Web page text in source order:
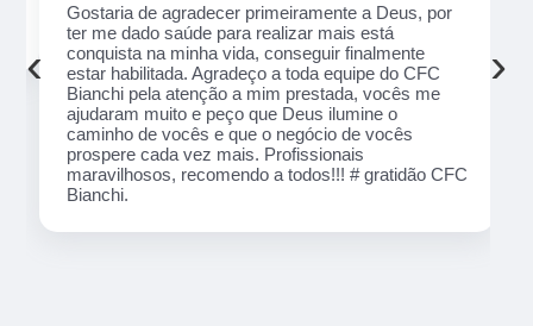
Um lugar muito bom, exelente atendimento ao
público em geral. Adorei, pessoal muito profissional
em tudo, excelentes instrutores, nota 1000!!
‹ ›